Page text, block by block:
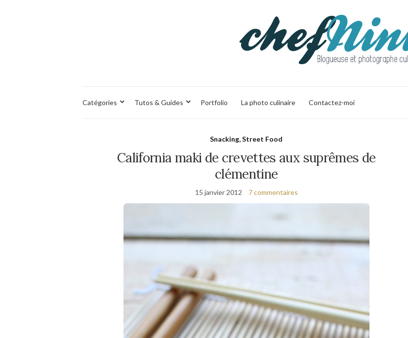
Catégories Tutos & Guides Portfolio La photo culinaire Contactez-moi
Snacking, Street Food
California maki de crevettes aux suprêmes de
clémentine
15 janvier 2012 7 commentaires